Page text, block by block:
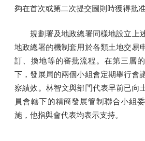
夠在首次或第二次提交圖則時獲得批准
規劃署及地政總署同樣地設立上
地政總署的機制套用於各類土地交易
訂、換地等的審批流程。在第三層
下，發展局的兩個小組會定期舉行會
察績效。林智文與部門代表早前已向
員會轄下的精簡發展管制聯合小組
施，他指與會代表均表示支持。